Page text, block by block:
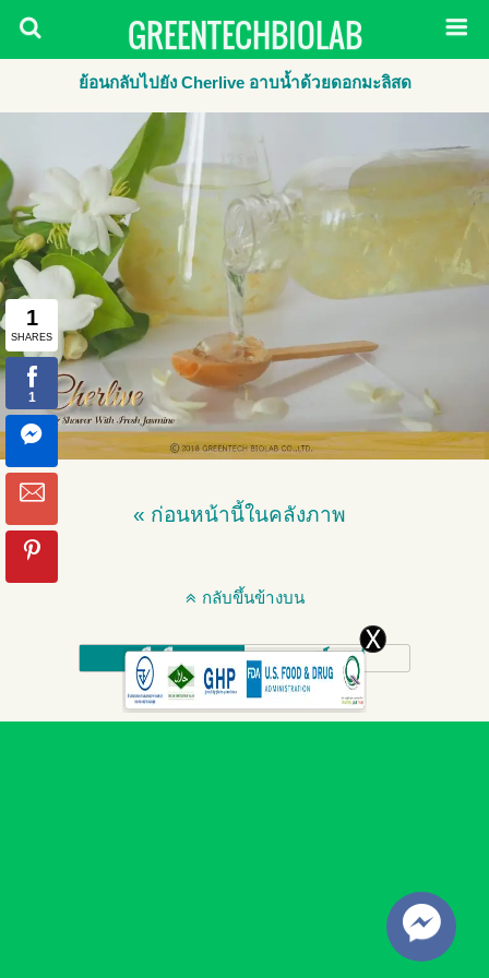
GREENTECHBIOLAB
ย้อนกลับไปยัง Cherlive อาบน้ำด้วยดอกมะลิสด
« ก่อนหน้านี้ในคลังภาพ
กลับขึ้นข้างบน
มือถือ เดสก์ทอป